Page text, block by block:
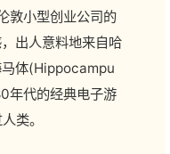
敦小型创业公司的
出人意料地来自哈
马体(Hippocampu
年代的经典电子游
类。